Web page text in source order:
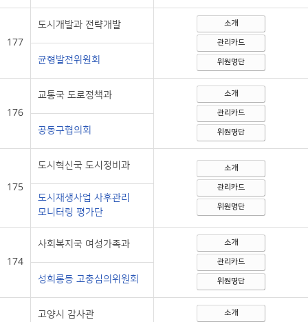
177
도시개발과 전략개발 소개
관리카드
위원명단
균형발전위원회
176
교통국 도로정책과 소개
관리카드
위원명단
공동구협의회
175
도시혁신국 도시정비과 소개
관리카드
위원명단
도시재생사업 사후관리
모니터링 평가단
174
사회복지국 여성가족과 소개
관리카드
위원명단
성희롱등 고충심의위원회
고양시 감사관 소개